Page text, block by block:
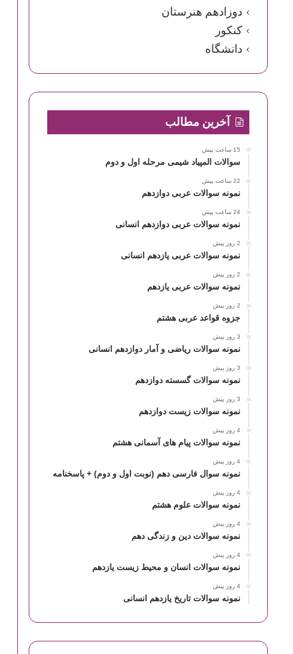
دوزادهم هنرستان
کنکور
دانشگاه
آخرین مطالب
15 ساعت پیش
سوالات المپیاد شیمی مرحله اول و دوم
22 ساعت پیش
نمونه سوالات عربی دوازدهم
24 ساعت پیش
نمونه سوالات عربی دوازدهم انسانی
2 روز پیش
نمونه سوالات عربی یازدهم انسانی
2 روز پیش
نمونه سوالات عربی یازدهم
2 روز پیش
جزوه قواعد عربی هشتم
3 روز پیش
نمونه سوالات ریاضی و آمار دوازدهم انسانی
3 روز پیش
نمونه سوالات گسسته دوازدهم
3 روز پیش
نمونه سوالات زیست دوازدهم
4 روز پیش
نمونه سوالات پیام های آسمانی هشتم
4 روز پیش
نمونه سوال فارسی دهم (نوبت اول و دوم) + پاسخنامه
4 روز پیش
نمونه سوالات علوم هشتم
4 روز پیش
نمونه سوالات دین و زندگی دهم
4 روز پیش
نمونه سوالات انسان و محیط زیست یازدهم
4 روز پیش
نمونه سوالات تاریخ یازدهم انسانی